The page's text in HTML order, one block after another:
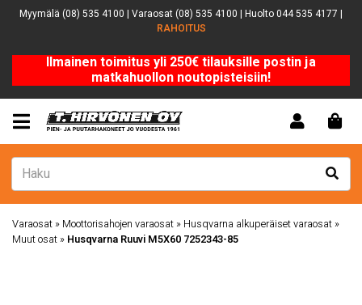
Myymälä (08) 535 4100 | Varaosat (08) 535 4100 | Huolto 044 535 4177 |
RAHOITUS
Ilmainen toimitus yli 250€ tilauksille postin ja
matkahuollon noutopisteisiin!
Varaosat » Moottorisahojen varaosat » Husqvarna alkuperäiset varaosat »
Muut osat » Husqvarna Ruuvi M5X60 7252343-85